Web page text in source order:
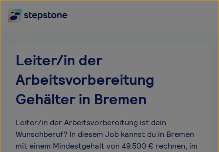
Leiter/in der
Arbeitsvorbereitung
Gehälter in Bremen
Leiter/in der Arbeitsvorbereitung ist dein
Wunschberuf? In diesem Job kannst du in Bremen
mit einem Mindestgehalt von 49.500 € rechnen, im